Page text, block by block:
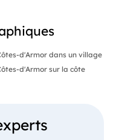
d'Armor dans un village
d'Armor sur la côte